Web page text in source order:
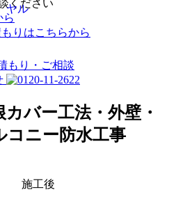
もり・ご相談
バー工法・外壁・
コニー防水工事
施工後